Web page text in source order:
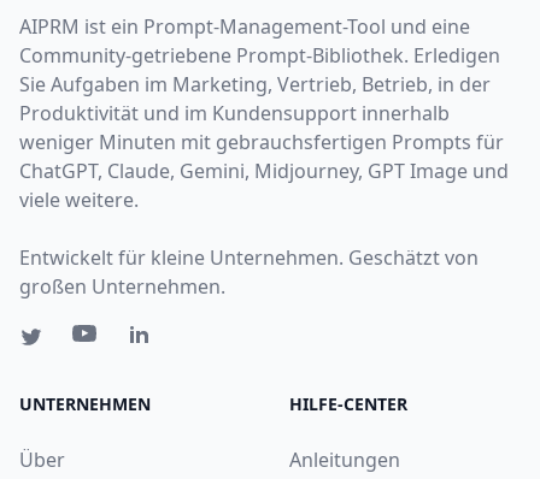
AIPRM ist ein Prompt-Management-Tool und eine
Community-getriebene Prompt-Bibliothek. Erledigen
Sie Aufgaben im Marketing, Vertrieb, Betrieb, in der
Produktivität und im Kundensupport innerhalb
weniger Minuten mit gebrauchsfertigen Prompts für
ChatGPT, Claude, Gemini, Midjourney, GPT Image und
viele weitere.
Entwickelt für kleine Unternehmen. Geschätzt von
großen Unternehmen.
UNTERNEHMEN
Über
HILFE-CENTER
Anleitungen